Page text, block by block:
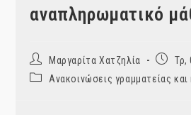
αναπληρωματικό
Post
author:
Μαργαρίτα Χατζηλία
PostΤρ,
PostΑνακοινώσεις γραμματείας